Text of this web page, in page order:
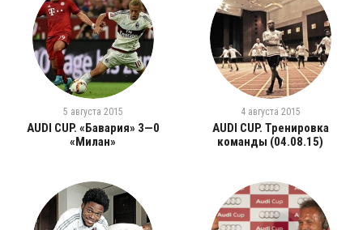
5 августа 2015
AUDI CUP. «Бавария» 3—0
«Милан»
4 августа 2015
AUDI CUP. Тренировка
команды (04.08.15)